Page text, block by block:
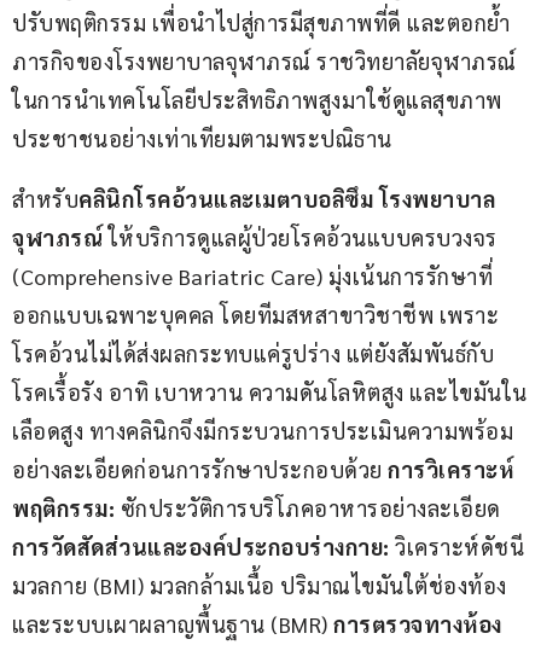
ปรับพฤติกรรม เพื่อนำไปสู่การมีสุขภาพที่ดี และตอกย้ำ
ภารกิจของโรงพยาบาลจุฬาภรณ์ ราชวิทยาลัยจุฬาภรณ์
ในการนำเทคโนโลยีประสิทธิภาพสูงมาใช้ดูแลสุขภาพ
ประชาชนอย่างเท่าเทียมตามพระปณิธาน
สำหรับคลินิกโรคอ้วนและเมตาบอลิซึม โรงพยาบาล
จุฬาภรณ์ ให้บริการดูแลผู้ป่วยโรคอ้วนแบบครบวงจร
(Comprehensive Bariatric Care) มุ่งเน้นการรักษาที่
ออกแบบเฉพาะบุคคล โดยทีมสหสาขาวิชาชีพ เพราะ
โรคอ้วนไม่ได้ส่งผลกระทบแค่รูปร่าง แต่ยังสัมพันธ์กับ
โรคเรื้อรัง อาทิ เบาหวาน ความดันโลหิตสูง และไขมันใน
เลือดสูง ทางคลินิกจึงมีกระบวนการประเมินความพร้อม
อย่างละเอียดก่อนการรักษาประกอบด้วย การวิเคราะห์
พฤติกรรม: ซักประวัติการบริโภคอาหารอย่างละเอียด
การวัดสัดส่วนและองค์ประกอบร่างกาย: วิเคราะห์ดัชนี
มวลกาย (BMI) มวลกล้ามเนื้อ ปริมาณไขมันใต้ช่องท้อง
และระบบเผาผลาญพื้นฐาน (BMR) การตรวจทางห้อง